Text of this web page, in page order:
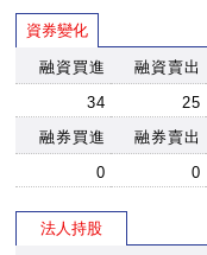
資券變化
融資買進 融資賣出
34
25
融券買進
融券賣出
0
0
法人持股